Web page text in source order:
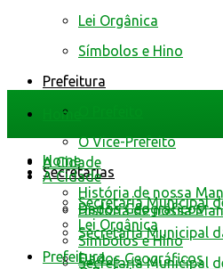
Lei Orgânica
Símbolos e Hino
Prefeitura
O Vice-Prefeito
Secretarias
Secretaria Municipal
Secretaria Municipal
Secretaria Municipal
Home
A Cidade
História de nossa
Dados Geográficos
Home
A Cidade
História de nossa
Dados Geográficos
Lei Orgânica
Símbolos e Hino
Prefeitura